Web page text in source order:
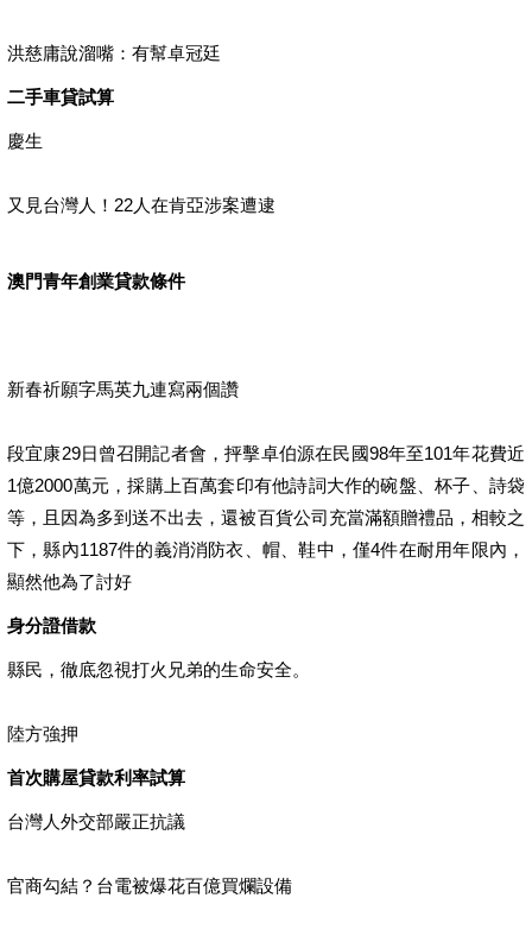
洪慈庸說溜嘴：有幫卓冠廷
二手車貸試算
慶生
又見台灣人！22人在肯亞涉案遭逮
澳門青年創業貸款條件
新春祈願字馬英九連寫兩個讚
段宜康29日曾召開記者會，抨擊卓伯源在民國98年至101年花費近
1億2000萬元，採購上百萬套印有他詩詞大作的碗盤、杯子、詩袋
等，且因為多到送不出去，還被百貨公司充當滿額贈禮品，相較之
下，縣內1187件的義消消防衣、帽、鞋中，僅4件在耐用年限內，
顯然他為了討好
身分證借款
縣民，徹底忽視打火兄弟的生命安全。
陸方強押
首次購屋貸款利率試算
台灣人外交部嚴正抗議
官商勾結？台電被爆花百億買爛設備